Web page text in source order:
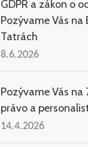
GDPR a zákon o
Pozývame Vás na
Tatrách
8.6.2026
Pozývame Vás na
právo a
14.4.2026